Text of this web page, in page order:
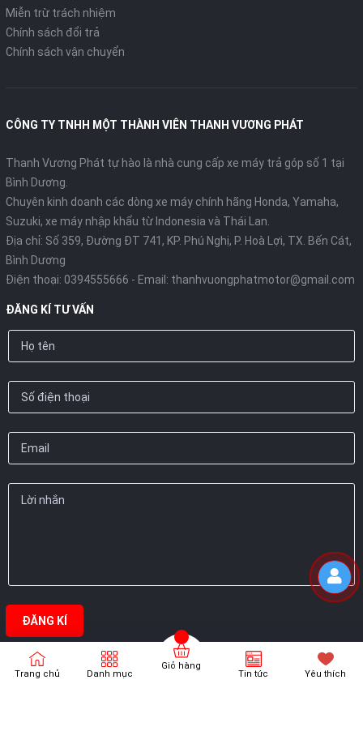
Miễn trừ trách nhiệm
Chính sách đổi trả
Chính sách vận chuyển
CÔNG TY TNHH MỘT THÀNH VIÊN THANH VƯƠNG PHÁT
Thanh Vương Phát tự hào là nhà cung cấp xe máy trả góp số 1 tại
Bình Dương.
Chuyên kinh doanh các dòng xe máy chính hãng Honda, Yamaha,
Suzuki, xe máy nhập khẩu từ Indonesia và Thái Lan.
Địa chỉ: Số 359, Đường ĐT 741, KP. Phú Nghị, P. Hoà Lợi, TX. Bến Cát,
Bình Dương
Điện thoại: 0394555666 - Email: thanhvuongphatmotor@gmail.com
ĐĂNG KÍ TƯ VẤN
ĐĂNG KÍ
Trang chủ Danh mục
Giỏ hàng
Tin tức Yêu thích